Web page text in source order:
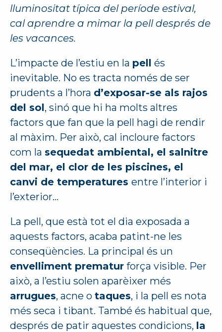
lluminositat típica del període estival,
cal aprendre a mimar la pell després de
les vacances.
L’impacte de l’estiu en la pell és
inevitable. No es tracta només de ser
prudents a l’hora d’exposar-se als rajos
del sol, sinó que hi ha molts altres
factors que fan que la pell hagi de rendir
al màxim. Per això, cal incloure factors
com la sequedat ambiental, el salnitre
del mar, el clor de les piscines, el
canvi de temperatures entre l’interior i
l’exterior…
La pell, que està tot el dia exposada a
aquests factors, acaba patint-ne les
conseqüències. La principal és un
envelliment prematur força visible. Per
això, a l’estiu solen aparèixer més
arrugues, acne o taques, i la pell es nota
més seca i tibant. També és habitual que,
després de patir aquestes condicions, la